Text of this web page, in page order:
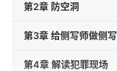
第2章 防空洞
第3章 给侧写师做侧写
第4章 解读犯罪现场